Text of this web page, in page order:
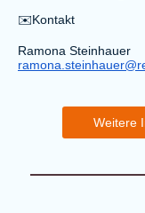
✉️Kontakt
Ramona Steinhauer
Weitere